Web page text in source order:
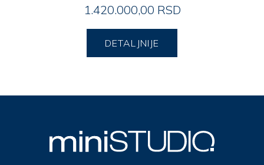
1.420.000,00 RSD
DETALJNIJE